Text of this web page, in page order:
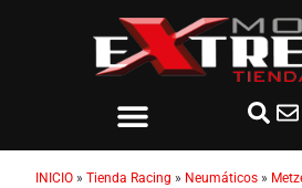
INICIO » Tienda Racing » Neumáticos »